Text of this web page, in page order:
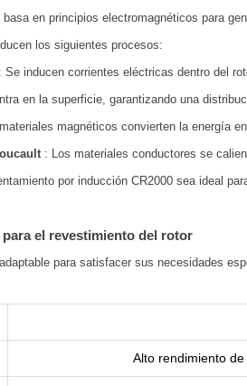
en principios electromagnéticos para
los siguientes procesos:
: Se inducen corrientes eléctricas dentro del
en la superficie, garantizando una
magnéticos convierten la energía
: Los materiales conductores se
por inducción CR2000 sea ideal
el revestimiento del rotor
para satisfacer sus necesidades
Alto rendimiento